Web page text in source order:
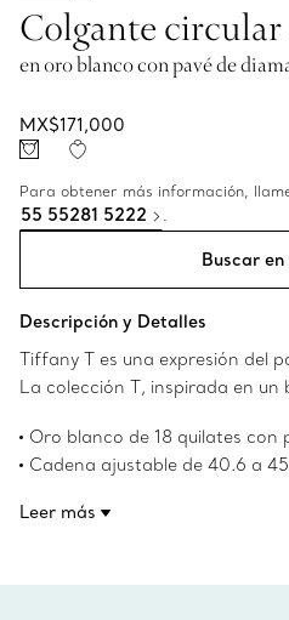
Colgante circular
en oro blanco con pavé de
MX$171,000
Para obtener más información,
55 55281 5222 .
Buscar
Descripción y Detalles
Tiffany T es una expresión del
La colección T, inspirada en un
Casa y al espíritu de Nueva
Lewis Tiffany consideraba
el máximo brillo. Úselo por sí
Oro blanco de 18 quilates con
Cadena ajustable de 40.6 a
Nuestro oro blanco de 18
Leer más